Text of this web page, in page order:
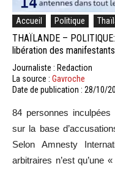
Accueil Politique
THAÏLANDE –
libération des
Journaliste : Redaction
La source : Gavroche
Date de publication : 28/10/
84 personnes
sur la base
Selon Amnesty
arbitraires n’est qu’une